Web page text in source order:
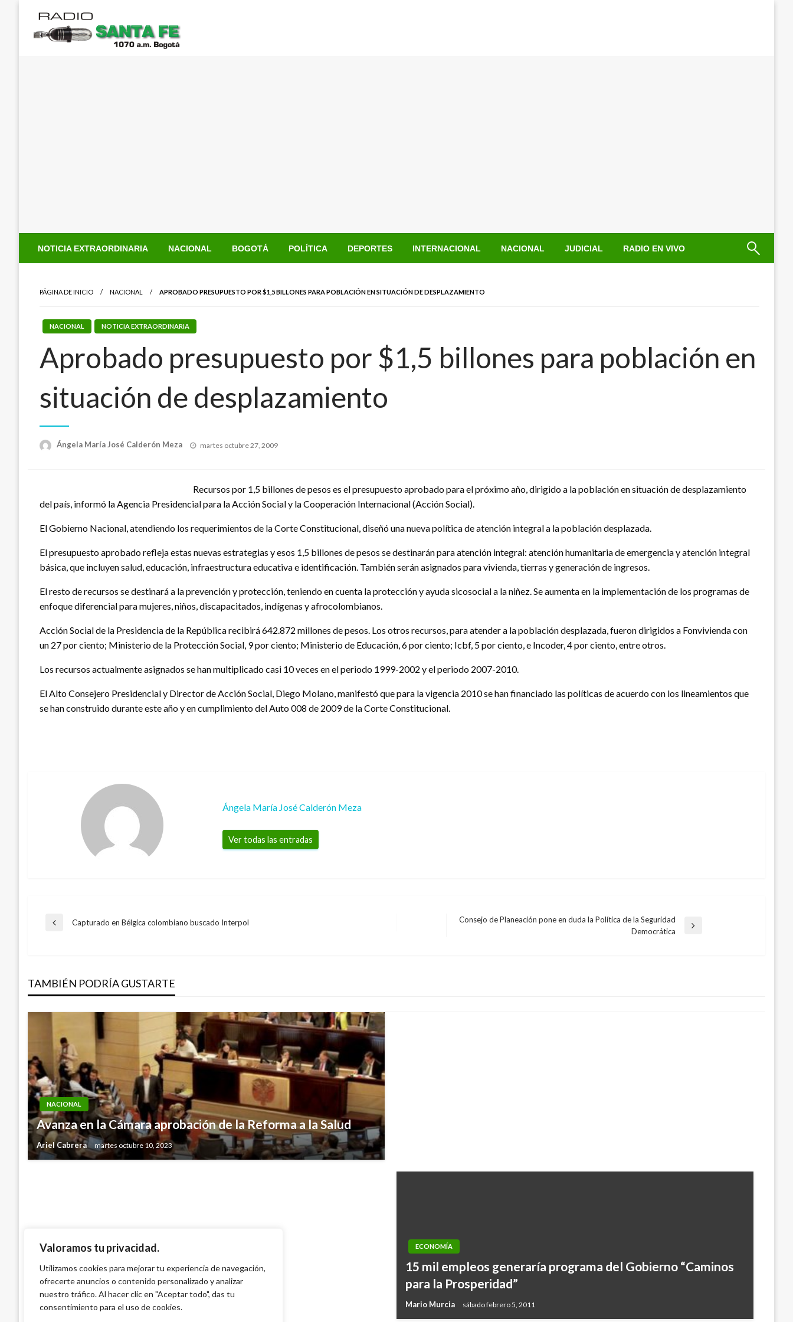
Valoramos tu privacidad.
Utilizamos cookies para mejorar tu experiencia de navegación,
ofrecerte anuncios o contenido personalizado y analizar
nuestro tráfico. Al hacer clic en "Aceptar todo", das tu
consentimiento para el uso de cookies.
contenido
NOTICIA EXTRAORDINARIA NACIONAL BOGOTÁ POLÍTICA DEPORTES INTERNACIONAL NACIONAL JUDICIAL RADIO EN VIVO
PÁGINA DE INICIO NACIONAL APROBADO PRESUPUESTO POR $1,5 BILLONES PARA POBLACIÓN EN SITUACIÓN DE DESPLAZAMIENTO
NACIONAL NOTICIA EXTRAORDINARIA
Aprobado presupuesto por $1,5 billones para población en
situación de desplazamiento
Ángela María José Calderón Meza
Publicado
martes octubre 27, 2009
Recursos por 1,5 billones de pesos es el presupuesto aprobado para el próximo año, dirigido a la población en situación de desplazamiento
del país, informó la Agencia Presidencial para la Acción Social y la Cooperación Internacional (Acción Social).
El Gobierno Nacional, atendiendo los requerimientos de la Corte Constitucional, diseñó una nueva política de atención integral a la población desplazada.
El presupuesto aprobado refleja estas nuevas estrategias y esos 1,5 billones de pesos se destinarán para atención integral: atención humanitaria de emergencia y atención integral
básica, que incluyen salud, educación, infraestructura educativa e identificación. También serán asignados para vivienda, tierras y generación de ingresos.
El resto de recursos se destinará a la prevención y protección, teniendo en cuenta la protección y ayuda sicosocial a la niñez. Se aumenta en la implementación de los programas de
enfoque diferencial para mujeres, niños, discapacitados, indígenas y afrocolombianos.
Acción Social de la Presidencia de la República recibirá 642.872 millones de pesos. Los otros recursos, para atender a la población desplazada, fueron dirigidos a Fonvivienda con
un 27 por ciento; Ministerio de la Protección Social, 9 por ciento; Ministerio de Educación, 6 por ciento; Icbf, 5 por ciento, e Incoder, 4 por ciento, entre otros.
Los recursos actualmente asignados se han multiplicado casi 10 veces en el periodo 1999-2002 y el periodo 2007-2010.
El Alto Consejero Presidencial y Director de Acción Social, Diego Molano, manifestó que para la vigencia 2010 se han financiado las políticas de acuerdo con los lineamientos que
se han construido durante este año y en cumplimiento del Auto 008 de 2009 de la Corte Constitucional.
Ángela María José Calderón Meza
Ver todas las entradas
Navegación
entradas
Entrada
Capturado en Bélgica colombiano buscado Interpol
Consejo de Planeación pone en duda la Política de la Seguridad
Democrática
TAMBIÉN PODRÍA GUSTARTE
NACIONAL
Avanza en la Cámara aprobación de la Reforma a la Salud
Ariel Cabrera martes octubre 10, 2023
NACIONAL
Murió otro menor por desnutrición en La Guajira
Andres Felipe Gama viernes noviembre 4, 2016
ECONOMÍA
15 mil empleos generaría programa del Gobierno “Caminos
para la Prosperidad”
Mario Murcia sábado febrero 5, 2011